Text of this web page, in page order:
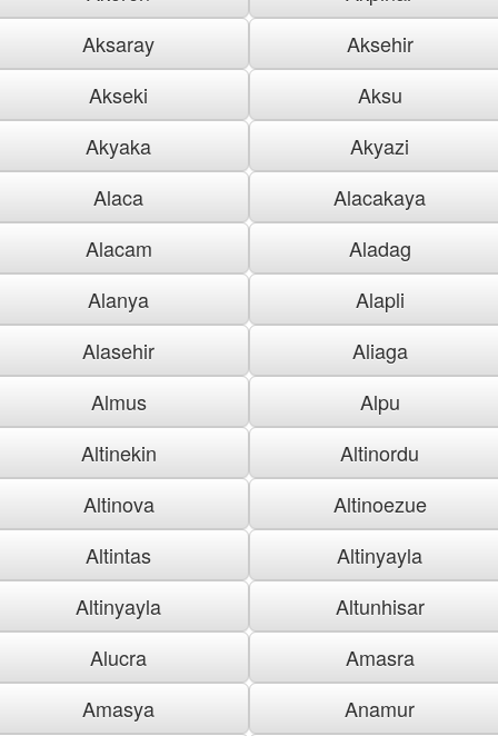
Aksaray
Aksehir
Akseki
Aksu
Akyaka
Akyazi
Alaca
Alacakaya
Alacam
Aladag
Alanya
Alapli
Alasehir
Aliaga
Almus
Alpu
Altinekin
Altinordu
Altinova
Altinoezue
Altintas
Altinyayla
Altinyayla
Altunhisar
Alucra
Amasra
Amasya
Anamur